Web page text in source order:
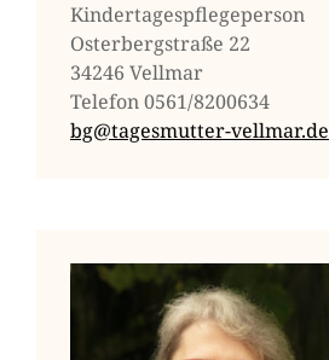
Kindertagespflegeperson
Osterbergstraße 22
34246 Vellmar
Telefon 0561/8200634
bg@tagesmutter-vellmar.de